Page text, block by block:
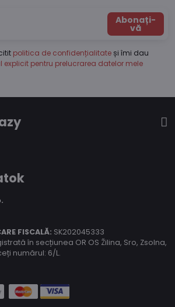
Abonați-
vă
politica de confidențialitate și îmi dau
pentru prelucrarea datelor mele
FISCALĂ: SK202045333
în secțiunea OR OS Žilina, Sro, Zsolna,
numărul: 6/L.